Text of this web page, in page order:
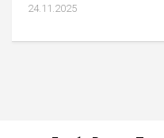
24.11.2025